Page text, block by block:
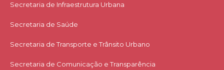
Secretaria de Infraestrutura Urbana
Secretaria de Saúde
Secretaria de Transporte e Trânsito Urbano
Secretaria de Comunicação e Transparência